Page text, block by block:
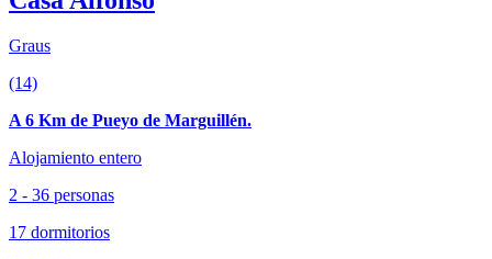
Graus
(14)
A 6 Km de Pueyo de Marguillén.
Alojamiento entero
2 - 36 personas
17 dormitorios